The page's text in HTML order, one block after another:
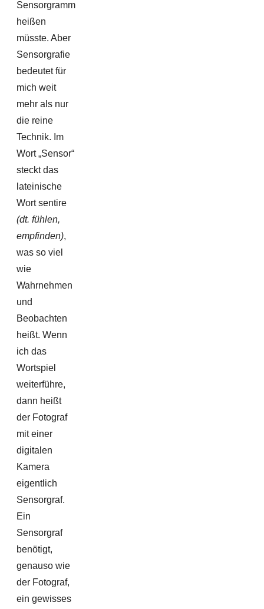
Sensorgramm
heißen
müsste. Aber
Sensorgrafie
bedeutet für
mich weit
mehr als nur
die reine
Technik. Im
Wort „Sensor“
steckt das
lateinische
Wort sentire
(dt. fühlen,
empfinden),
was so viel
wie
Wahrnehmen
und
Beobachten
heißt. Wenn
ich das
Wortspiel
weiterführe,
dann heißt
der Fotograf
mit einer
digitalen
Kamera
eigentlich
Sensorgraf.
Ein
Sensorgraf
benötigt,
genauso wie
der Fotograf,
ein gewisses